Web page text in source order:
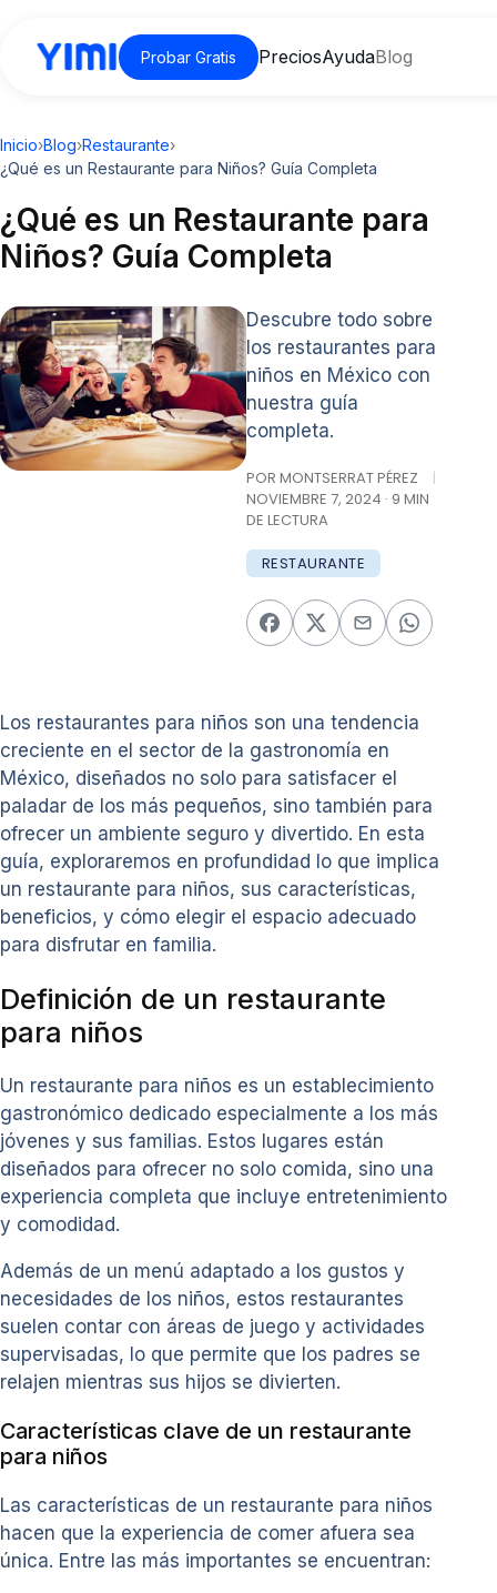
Probar Gratis PreciosAyudaBlog
Inicio›Blog›Restaurante›
¿Qué es un Restaurante para Niños? Guía Completa
¿Qué es un Restaurante para
Niños? Guía Completa
Descubre todo sobre
los restaurantes para
niños en México con
nuestra guía
completa.
POR MONTSERRAT PÉREZ
|
NOVIEMBRE 7, 2024 · 9 MIN
DE LECTURA
RESTAURANTE
Los restaurantes para niños son una tendencia
creciente en el sector de la gastronomía en
México, diseñados no solo para satisfacer el
paladar de los más pequeños, sino también para
ofrecer un ambiente seguro y divertido. En esta
guía, exploraremos en profundidad lo que implica
un restaurante para niños, sus características,
beneficios, y cómo elegir el espacio adecuado
para disfrutar en familia.
Definición de un restaurante
para niños
Un restaurante para niños es un establecimiento
gastronómico dedicado especialmente a los más
jóvenes y sus familias. Estos lugares están
diseñados para ofrecer no solo comida, sino una
experiencia completa que incluye entretenimiento
y comodidad.
Además de un menú adaptado a los gustos y
necesidades de los niños, estos restaurantes
suelen contar con áreas de juego y actividades
supervisadas, lo que permite que los padres se
relajen mientras sus hijos se divierten.
Características clave de un restaurante
para niños
Las características de un restaurante para niños
hacen que la experiencia de comer afuera sea
única. Entre las más importantes se encuentran: